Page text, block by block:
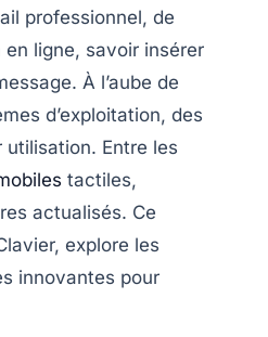
professionnel, de
ligne, savoir insérer
À l’aube de
d’exploitation, des
Entre les
tactiles,
actualisés. Ce
explore les
innovantes pour